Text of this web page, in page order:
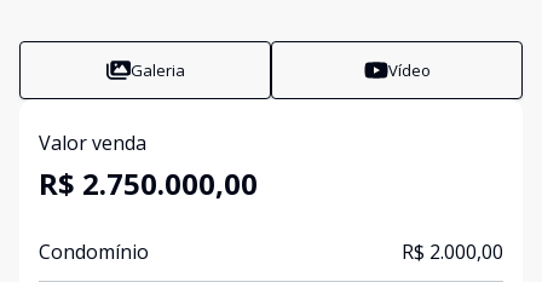
Galeria Vídeo
Valor venda
R$ 2.750.000,00
Condomínio R$ 2.000,00